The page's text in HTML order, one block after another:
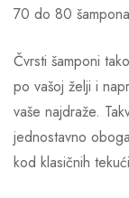
70 do 80
Čvrsti šamponi
po vašoj želji i
vaše najdraže.
jednostavno
kod klasičnih